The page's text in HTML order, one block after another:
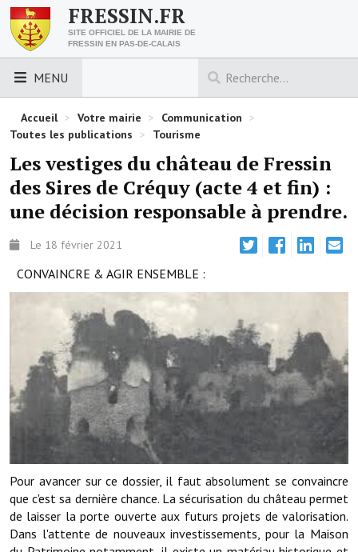
FRESSIN.FR
SITE OFFICIEL DE LA MAIRIE DE
FRESSIN EN PAS-DE-CALAIS
MENU
LES ESSENTIELS
Découvrez Fressin
Venir à Fressin
Urbanisme
Nous contacter
Les foulées fressinoises
ACCÈS RAPIDE
Démarches administratives
Projets et travaux en cours
Fêtes et manifestations
Numéros d'urgence
Terrains et maisons à vendre
Accueil > Votre mairie > Communication >
Toutes les publications > Tourisme
Les vestiges du château de Fressin
des Sires de Créquy (acte 4 et fin) :
une décision responsable à prendre.
Le 18 février 2021
CONVAINCRE & AGIR ENSEMBLE :
Pour avancer sur ce dossier, il faut absolument se convaincre
que c'est sa dernière chance. La sécurisation du château permet
de laisser la porte ouverte aux futurs projets de valorisation.
Dans l'attente de nouveaux investissements, pour la Maison